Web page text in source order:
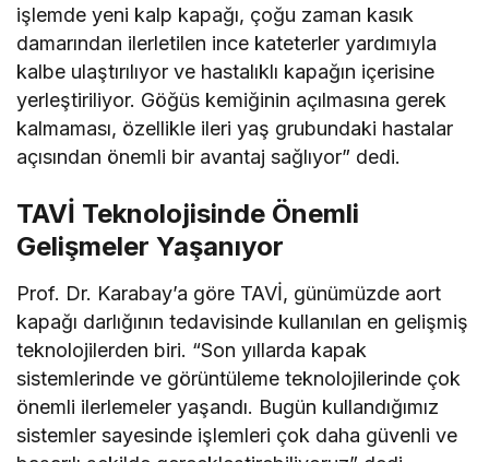
işlemde yeni kalp kapağı, çoğu zaman kasık
damarından ilerletilen ince kateterler yardımıyla
kalbe ulaştırılıyor ve hastalıklı kapağın içerisine
yerleştiriliyor. Göğüs kemiğinin açılmasına gerek
kalmaması, özellikle ileri yaş grubundaki hastalar
açısından önemli bir avantaj sağlıyor” dedi.
TAVİ Teknolojisinde Önemli
Gelişmeler Yaşanıyor
Prof. Dr. Karabay’a göre TAVİ, günümüzde aort
kapağı darlığının tedavisinde kullanılan en gelişmiş
teknolojilerden biri. “Son yıllarda kapak
sistemlerinde ve görüntüleme teknolojilerinde çok
önemli ilerlemeler yaşandı. Bugün kullandığımız
sistemler sayesinde işlemleri çok daha güvenli ve